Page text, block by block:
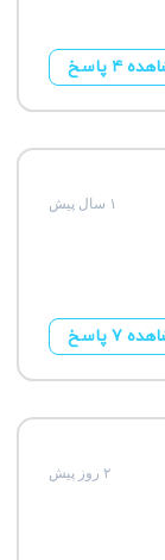
۴ پاسخ
۱ سال پیش
۷ پاسخ
۲ روز پیش